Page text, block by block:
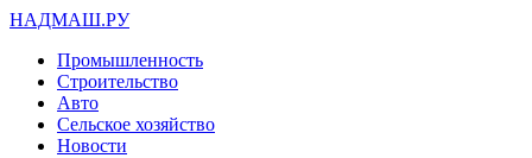
НАДМАШ.РУ
Промышленность
Строительство
Авто
Сельское хозяйство
Новости